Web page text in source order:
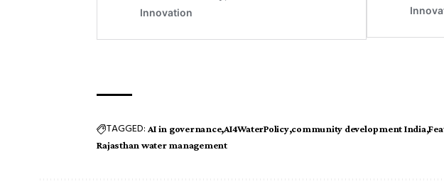
TAGGED: AI in governance AI4WaterPolicy community development India
Rajasthan water management